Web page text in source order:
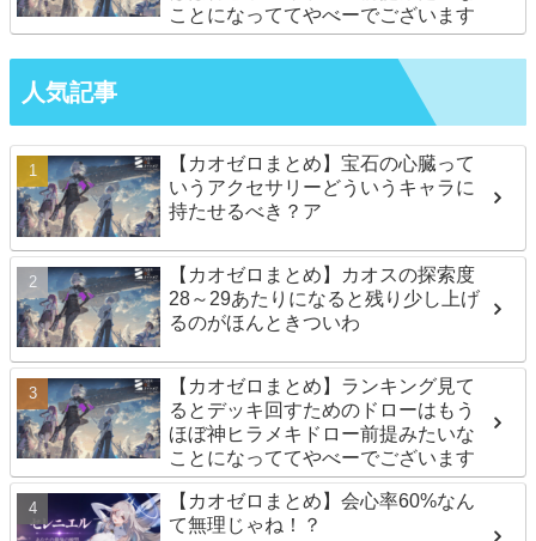
ことになっててやべーでございます
人気記事
【カオゼロまとめ】宝石の心臓って
いうアクセサリーどういうキャラに
持たせるべき？ア
【カオゼロまとめ】カオスの探索度
28～29あたりになると残り少し上げ
るのがほんときついわ
【カオゼロまとめ】ランキング見て
るとデッキ回すためのドローはもう
ほぼ神ヒラメキドロー前提みたいな
ことになっててやべーでございます
【カオゼロまとめ】会心率60%なん
て無理じゃね！？